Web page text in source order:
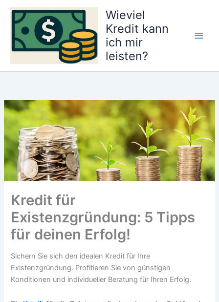
Zum
springen
Wieviel
Kredit kann
ich mir
leisten?
Kredit für
Existenzgründung: 5 Tipps
für deinen Erfolg!
Sichern Sie sich den idealen Kredit für Ihre
Existenzgründung. Profitieren Sie von günstigen
Konditionen und individueller Beratung für Ihren Erfolg.